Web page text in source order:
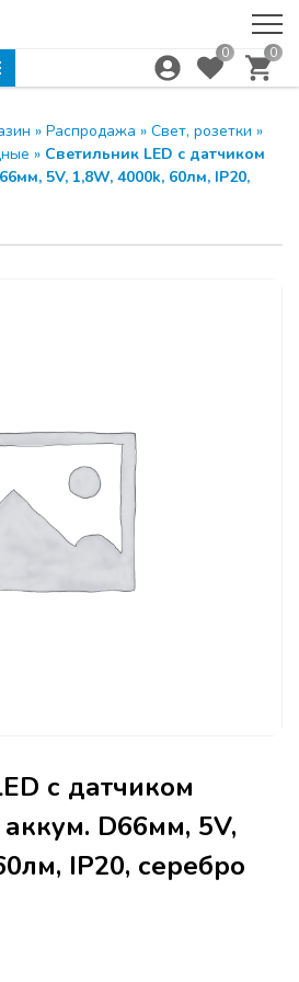
0 0
» Распродажа » Свет, розетки »
» Светильник LED с датчиком
5V, 1,8W, 4000k, 60лм, IP20,
с датчиком
D66мм, 5V,
IP20, серебро